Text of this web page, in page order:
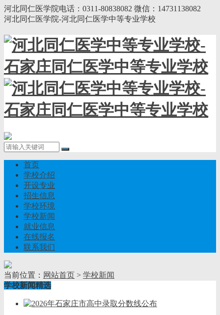
河北同仁医学院电话：0311-80838082 微信：14731138082
河北同仁医学院-河北同仁医学中等专业学校
首页
学校介绍
开设专业
招生信息
学校环境
学校新闻
就业信息
在线报名
联系我们
当前位置： 网站首页 > 学校新闻
学校新闻精选